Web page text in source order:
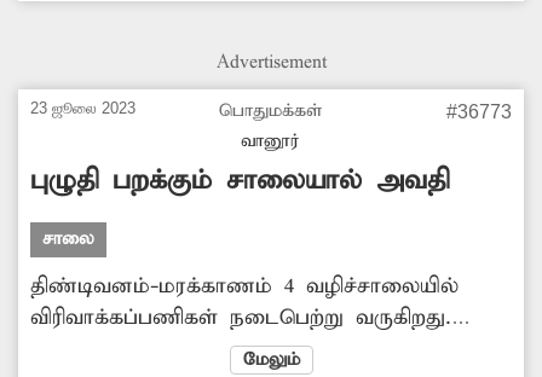
குடிநீர் தொட்டி உள்ளதால், அப்பகுதி மக்கள்
தொட்டியை இடித்து அப்புறப்படுத்தி விட்டு,
புதிய தொட்டி கட்டித்தர அதிகாரிகள்
நடவடிக்கை எடுப்பார்களா?
Advertisement
23 ஜூலை 2023
பொதுமக்கள்
வானூர்
#36773
புழுதி பறக்கும் சாலையால் அவதி
சாலை
திண்டிவனம்-மரக்காணம் 4 வழிச்சாலையில்
விரிவாக்கப்பணிகள் நடைபெற்று வருகிறது.
இந்த நிலையில் வாகனங்கள் செல்ல
மேலும்